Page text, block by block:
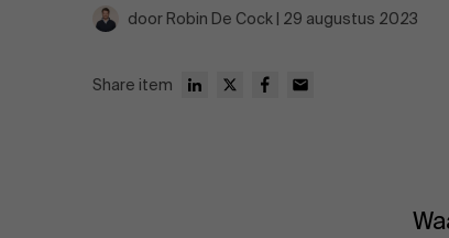
Ontdek meer
door Robin De Cock | 29 augustus 2023
Share item